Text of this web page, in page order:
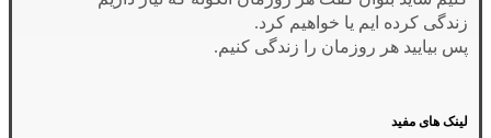
زندگی کرده ایم یا خواهیم کرد.
پس بیایید هر روزمان را زندگی کنیم.
لینک های مفید